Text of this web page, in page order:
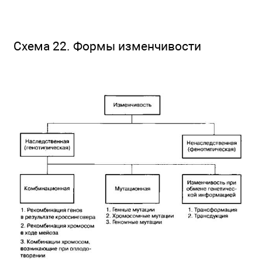
Схема 22. Формы изменчивости